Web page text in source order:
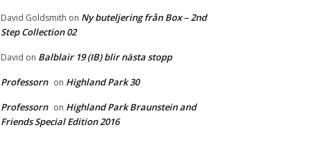
David Goldsmith on Ny buteljering från Box – 2nd
Step Collection 02
David on Balblair 19 (IB) blir nästa stopp
Professorn on Highland Park 30
Professorn on Highland Park Braunstein and
Friends Special Edition 2016